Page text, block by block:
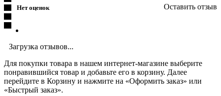
Нет оценок Оставить отзыв
Загрузка отзывов...
Для покупки товара в нашем интернет-магазине выберите
понравившийся товар и добавьте его в корзину. Далее
перейдите в Корзину и нажмите на «Оформить заказ» или
«Быстрый заказ».